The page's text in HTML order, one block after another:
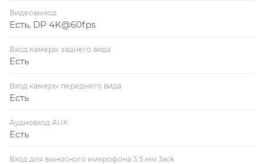
Видеовыход
Есть, DP 4K@60fps
Вход камеры заднего вида
Есть
Вход камеры переднего вида
Есть
Аудиовход AUX
Есть
Вход для выносного микрофона 3.5 мм Jack